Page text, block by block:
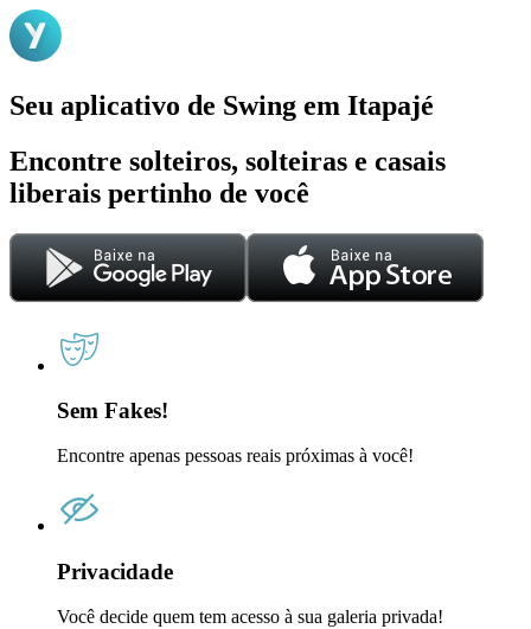
Seu aplicativo de Swing em Itapajé
Encontre solteiros, solteiras e casais
liberais pertinho de você
Sem Fakes!
Encontre apenas pessoas reais próximas à você!
Privacidade
Você decide quem tem acesso à sua galeria privada!